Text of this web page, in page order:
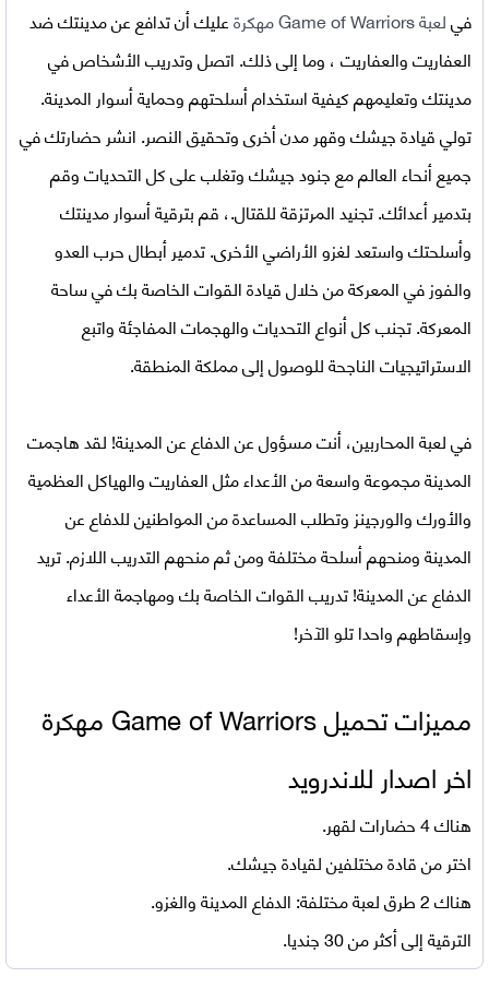
فيلعبةGame of Warriors مهكرة
عليك أن تدافع عن مدينتك ضد
العفاريت والعفاريت ، وما إلى ذلك. اتصل وتدريب الأشخاص في
مدينتك وتعليمهم كيفية استخدام أسلحتهم وحماية أسوار المدينة.
تولي قيادة جيشك وقهر مدن أخرى وتحقيق النصر. انشر حضارتك في
جميع أنحاء العالم مع جنود جيشك وتغلب على كل التحديات وقم
بتدمير أعدائك. تجنيد المرتزقة للقتال.، قم بترقية أسوار مدينتك
وأسلحتك واستعد لغزو الأراضي الأخرى. تدمير أبطال حرب العدو
والفوز في المعركة من خلال قيادة القوات الخاصة بك في ساحة
المعركة. تجنب كل أنواع التحديات والهجمات المفاجئة واتبع
الاستراتيجيات الناجحة للوصول إلى مملكة المنطقة.
في لعبة المحاربين، أنت مسؤول عن الدفاع عن المدينة! لقد هاجمت
المدينة مجموعة واسعة من الأعداء مثل العفاريت والهياكل العظمية
والأورك والورجينز وتطلب المساعدة من المواطنين للدفاع عن
المدينة ومنحهم أسلحة مختلفة ومن ثم منحهم التدريب اللازم. تريد
الدفاع عن المدينة! تدريب القوات الخاصة بك ومهاجمة الأعداء
وإسقاطهم واحدا تلو الآخر!
مميزات تحميل Game of Warriors مهكرة
اخر اصدار للاندرويد
هناك 4 حضارات لقهر.
اختر من قادة مختلفين لقيادة جيشك.
هناك 2 طرق لعبة مختلفة: الدفاع المدينة والغزو.
الترقية إلى أكثر من 30 جنديا.